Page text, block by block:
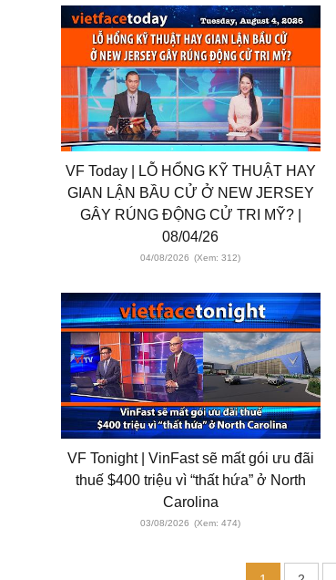
VF Today | LỖ HỔNG KỸ THUẬT HAY
GIAN LẬN BẦU CỬ Ở NEW JERSEY
GÂY RÚNG ĐỘNG CỬ TRI MỸ? |
08/04/26
04/08/2026 (Xem: 312)
VF Tonight | VinFast sẽ mất gói ưu đãi
thuế $400 triệu vì “thất hứa” ở North
Carolina
03/08/2026 (Xem: 474)